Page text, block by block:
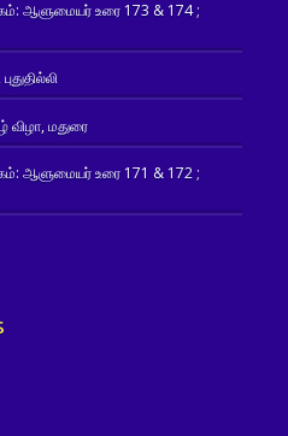
ஆளுமையர் உரை 173 & 174 ;
மதுரை
ஆளுமையர் உரை 171 & 172 ;